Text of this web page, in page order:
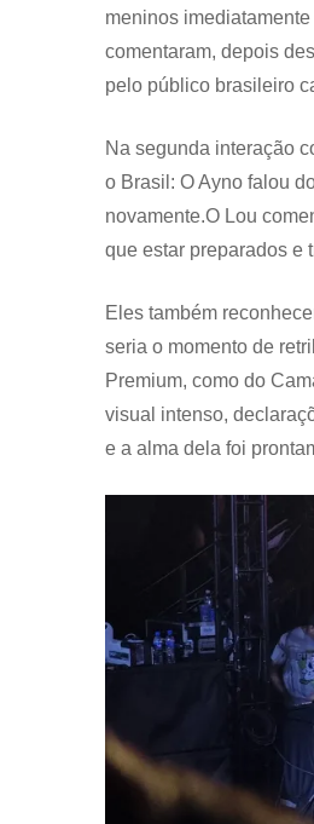
meninos
comentaram, depois
pelo público brasileiro
Na segunda interação
o Brasil: O Ayno falou
novamente.O Lou
que estar preparados e
Eles também
seria o momento de
Premium, como do
visual intenso,
e a alma dela foi